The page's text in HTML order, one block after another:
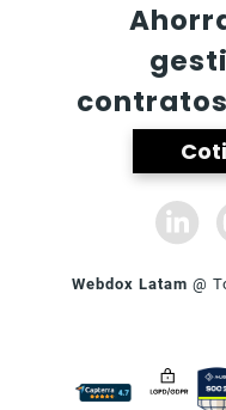
Webdox Latam @